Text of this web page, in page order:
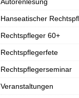
Hanseatischer
Rechtspfleger 60+
Rechtspflegerfete
Rechtspflegerseminar
Veranstaltungen